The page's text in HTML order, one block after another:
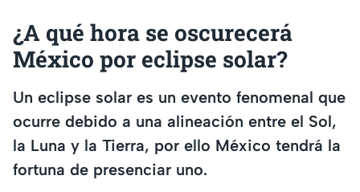
¿A qué hora se oscurecerá
México por eclipse solar?
Un eclipse solar es un evento fenomenal que
ocurre debido a una alineación entre el Sol,
la Luna y la Tierra, por ello México tendrá la
fortuna de presenciar uno.